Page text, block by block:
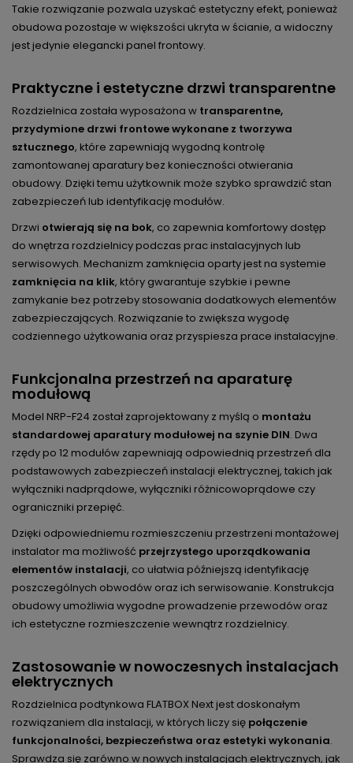
Takie rozwiązanie pozwala uzyskać estetyczny efekt, ponieważ
obudowa pozostaje w większości ukryta w ścianie, a widoczny
jest jedynie elegancki panel frontowy.
Praktyczne i estetyczne drzwi transparentne
Rozdzielnica została wyposażona w transparentne,
przydymione drzwi frontowe wykonane z tworzywa
sztucznego, które zapewniają wygodną kontrolę
zamontowanej aparatury bez konieczności otwierania
obudowy. Dzięki temu użytkownik może szybko sprawdzić stan
zabezpieczeń lub identyfikację modułów.
Drzwi otwierają się na bok, co zapewnia komfortowy dostęp
do wnętrza rozdzielnicy podczas prac instalacyjnych lub
serwisowych. Mechanizm zamknięcia oparty jest na systemie
zamknięcia na klik, który gwarantuje szybkie i pewne
zamykanie bez potrzeby stosowania dodatkowych elementów
zabezpieczających. Rozwiązanie to zwiększa wygodę
codziennego użytkowania oraz przyspiesza prace instalacyjne.
Funkcjonalna przestrzeń na aparaturę
modułową
Model NRP-F24 został zaprojektowany z myślą o montażu
standardowej aparatury modułowej na szynie DIN. Dwa
rzędy po 12 modułów zapewniają odpowiednią przestrzeń dla
podstawowych zabezpieczeń instalacji elektrycznej, takich jak
wyłączniki nadprądowe, wyłączniki różnicowoprądowe czy
ograniczniki przepięć.
Dzięki odpowiedniemu rozmieszczeniu przestrzeni montażowej
instalator ma możliwość przejrzystego uporządkowania
elementów instalacji, co ułatwia późniejszą identyfikację
poszczególnych obwodów oraz ich serwisowanie. Konstrukcja
obudowy umożliwia wygodne prowadzenie przewodów oraz
ich estetyczne rozmieszczenie wewnątrz rozdzielnicy.
Zastosowanie w nowoczesnych instalacjach
elektrycznych
Rozdzielnica podtynkowa FLATBOX Next jest doskonałym
rozwiązaniem dla instalacji, w których liczy się połączenie
funkcjonalności, bezpieczeństwa oraz estetyki wykonania.
Sprawdza się zarówno w nowych instalacjach elektrycznych, jak